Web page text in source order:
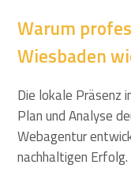
Warum
Wiesbaden
Die lokale Präsenz
Plan und Analyse
Webagentur
nachhaltigen Erfolg.